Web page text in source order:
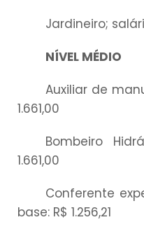
Jardineiro;
NÍVEL MÉDIO
Auxiliar de
1.661,00
Bombeiro
1.661,00
Conferente
base: R$ 1.256,21